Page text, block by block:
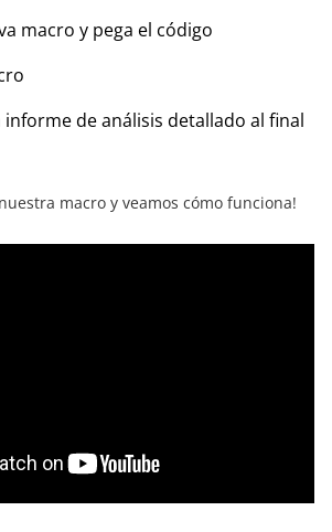
macro y pega el código
informe de análisis detallado al final
macro y veamos cómo funciona!